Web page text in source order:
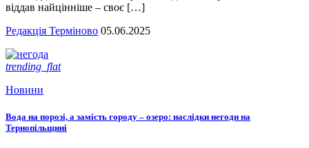
віддав найцінніше – своє […]
Редакція Терміново 05.06.2025
trending_flat
Новини
Вода на порозі, а замість городу – озеро: наслідки негоди на
Тернопільщині